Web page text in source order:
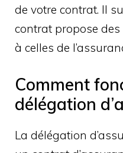
de votre contrat. Il
contrat propose
à celles de
Comment
délégation
La délégation